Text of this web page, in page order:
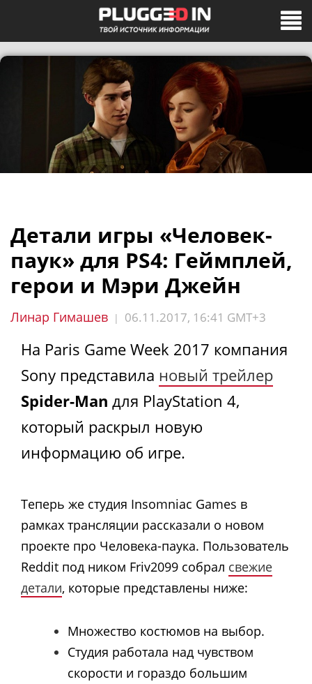
Детали игры «Человек-
паук» для PS4: Геймплей,
герои и Мэри Джейн
Линар Гимашев | 06.11.2017, 16:41 GMT+3
На Paris Game Week 2017 компания
Sony представила новый трейлер
Spider-Man для PlayStation 4,
который раскрыл новую
информацию об игре.
Теперь же студия Insomniac Games в
рамках трансляции рассказали о новом
проекте про Человека-паука. Пользователь
Reddit под ником Friv2099 собрал свежие
детали, которые представлены ниже:
Множество костюмов на выбор.
Студия работала над чувством
скорости и гораздо большим